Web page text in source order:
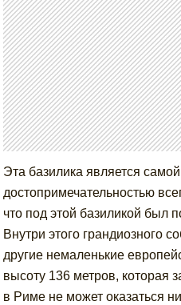
Эта базилика является
достопримечательностью
что под этой базиликой был
Внутри этого грандиозного
другие немаленькие
высоту 136 метров, которая
в Риме не может оказаться